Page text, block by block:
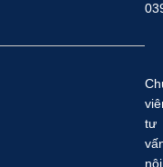
tư
nội